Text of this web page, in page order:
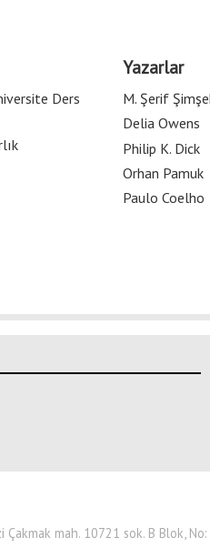
Ders
Yazarlar
M. Şerif
Delia Owens
Philip K. Dick
Orhan Pamuk
Paulo Coelho
Çakmak mah. 10721 sok. B Blok, No: